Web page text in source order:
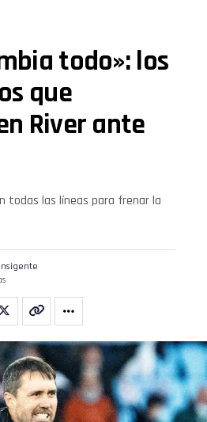
todo»: los
que
River ante
todas las líneas para frenar la